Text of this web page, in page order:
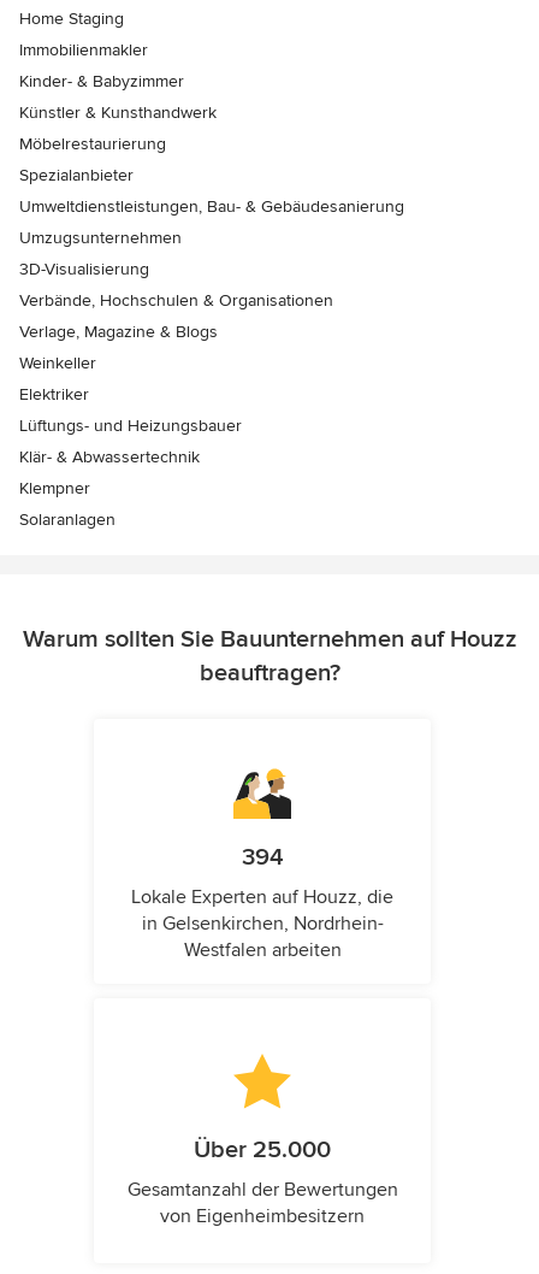
Home Staging
Immobilienmakler
Kinder- & Babyzimmer
Künstler & Kunsthandwerk
Möbelrestaurierung
Spezialanbieter
Umweltdienstleistungen, Bau- & Gebäudesanierung
Umzugsunternehmen
3D-Visualisierung
Verbände, Hochschulen & Organisationen
Verlage, Magazine & Blogs
Weinkeller
Elektriker
Lüftungs- und Heizungsbauer
Klär- & Abwassertechnik
Klempner
Solaranlagen
Warum sollten Sie Bauunternehmen auf Houzz
beauftragen?
394
Lokale Experten auf Houzz, die
in Gelsenkirchen, Nordrhein-
Westfalen arbeiten
Über 25.000
Gesamtanzahl der Bewertungen
von Eigenheimbesitzern